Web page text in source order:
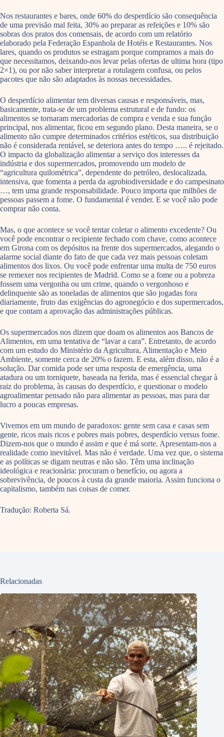
Nos restaurantes e bares, onde 60% do desperdício são consequência
de uma previsão mal feita, 30% ao preparar as refeições e 10% são
sobras dos pratos dos comensais, de acordo com um relatório
elaborado pela Federação Espanhola de Hotéis e Restaurantes. Nos
lares, quando os produtos se estragam porque compramos a mais do
que necessitamos, deixando-nos levar pelas ofertas de ultima hora (tipo
2×1), ou por não saber interpretar a rotulagem confusa, ou pelos
pacotes que não são adaptados às nossas necessidades.
O desperdício alimentar tem diversas causas e responsáveis, mas,
basicamente, trata-se de um problema estrutural e de fundo: os
alimentos se tornaram mercadorias de compra e venda e sua função
principal, nos alimentar, ficou em segundo plano. Desta maneira, se o
alimento não cumpre determinados critérios estéticos, sua distribuição
não é considerada rentável, se deteriora antes do tempo ….. é rejeitado.
O impacto da globalização alimentar a serviço dos interesses da
indústria e dos supermercados, promovendo um modelo de
“agricultura quilométrica”, dependente do petróleo, deslocalizada,
intensiva, que fomenta a perda da agrobiodiversidade e do campesinato
…, tem uma grande responsabilidade. Pouco importa que milhões de
pessoas passem a fome. O fundamental é vender. E se você não pode
comprar não conta.
Mas, o que acontece se você tentar coletar o alimento excedente? Ou
você pode encontrar o recipiente fechado com chave, como acontece
em Girona com os depósitos na frente dos supermercados, alegando o
alarme social diante do fato de que cada vez mais pessoas coletam
alimentos dos lixos. Ou você pode enfrentar uma multa de 750 euros
se remexer nos recipientes de Madrid. Como se a fome ou a pobreza
fossem uma vergonha ou um crime, quando o vergonhoso e
delinquente são as toneladas de alimentos que são jogadas fora
diariamente, fruto das exigências do agronegócio e dos supermercados,
e que contam a aprovação das administrações públicas.
Os supermercados nos dizem que doam os alimentos aos Bancos de
Alimentos, em uma tentativa de “lavar a cara”. Entretanto, de acordo
com um estudo do Ministério da Agricultura, Alimentação e Meio
Ambiente, somente cerca de 20% o fazem. E esta, além disso, não é a
solução. Dar comida pode ser uma resposta de emergência, uma
atadura ou um torniquete, baseada na ferida, mas é essencial chegar à
raiz do problema, às causas do desperdício, e questionar o modelo
agroalimentar pensado não para alimentar as pessoas, mas para dar
lucro a poucas empresas.
Vivemos em um mundo de paradoxos: gente sem casa e casas sem
gente, ricos mais ricos e pobres mais pobres, desperdício versus fome.
Dizem-nos que o mundo é assim e que é má sorte. Apresentam-nos a
realidade como inevitável. Mas não é verdade. Uma vez que, o sistema
e as políticas se digam neutras e não são. Têm uma inclinação
ideológica e reacionária: procuram o benefício, ou agora a
sobrevivência, de poucos à custa da grande maioria. Assim funciona o
capitalismo, também nas coisas de comer.
Tradução: Roberta Sá.
Relacionadas